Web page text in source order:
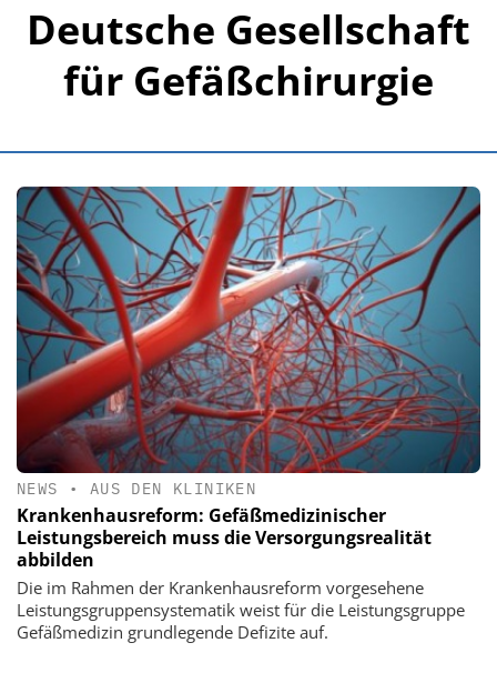
Deutsche Gesellschaft
für Gefäßchirurgie
NEWS • AUS DEN KLINIKEN
Krankenhausreform: Gefäßmedizinischer
Leistungsbereich muss die Versorgungsrealität
abbilden
Die im Rahmen der Krankenhausreform vorgesehene
Leistungsgruppensystematik weist für die Leistungsgruppe
Gefäßmedizin grundlegende Defizite auf.